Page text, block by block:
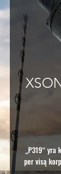
„P319“
per visą